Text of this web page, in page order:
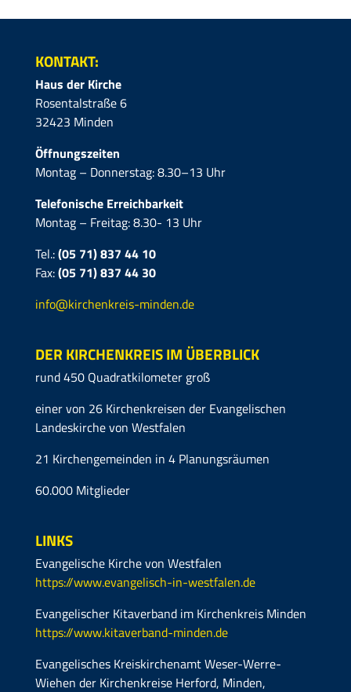
KONTAKT:
Haus der Kirche
Rosentalstraße 6
32423 Minden
Öffnungszeiten
Montag – Donnerstag: 8.30–13 Uhr
Telefonische Erreichbarkeit
Montag – Freitag: 8.30- 13 Uhr
Tel.:(05 71) 837 44 10
Fax:(05 71)837 44 30
info@kirchenkreis-minden.de
DER KIRCHENKREIS IM ÜBERBLICK
rund 450 Quadratkilometer groß
einer von 26 Kirchenkreisen der Evangelischen
Landeskirche von Westfalen
21 Kirchengemeinden in 4 Planungsräumen
60.000 Mitglieder
LINKS
Evangelische Kirche von Westfalen
https://www.evangelisch-in-westfalen.de
Evangelischer Kitaverband im Kirchenkreis Minden
https://www.kitaverband-minden.de
Evangelisches Kreiskirchenamt Weser-Werre-
Wiehen der Kirchenkreise Herford, Minden,